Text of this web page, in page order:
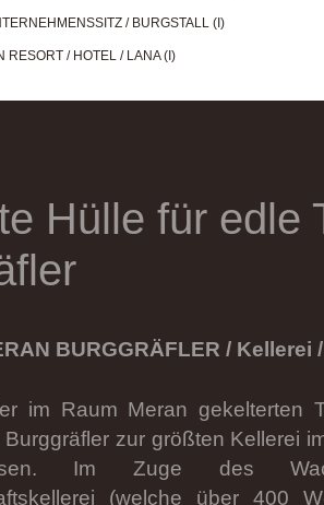
/ BURGSTALL (I)
RESORT / HOTEL / LANA (I)
Hülle für edle
BURGGRÄFLER / Kellerei
im Raum Meran gekelterten
zur größten Kellerei
Im Zuge des
(welche über 400